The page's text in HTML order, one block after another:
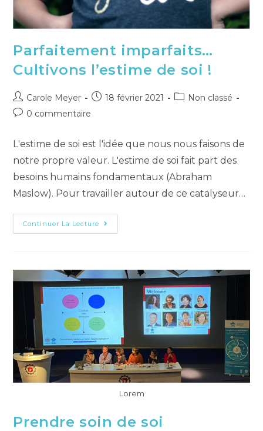
Parfaitement imparfaits…
Cultivons l’estime de soi !
Carole Meyer 18 février 2021
Non classé
0 commentaire
L'estime de soi est l'idée que nous nous faisons de
notre propre valeur. L'estime de soi fait part des
besoins humains fondamentaux (Abraham
Maslow). Pour travailler autour de ce catalyseur…
Continuer La Lecture
Lorem
Prendre soin de soi